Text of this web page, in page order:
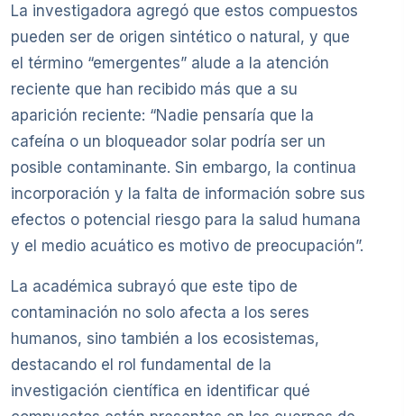
La investigadora agregó que estos compuestos
pueden ser de origen sintético o natural, y que
el término “emergentes” alude a la atención
reciente que han recibido más que a su
aparición reciente: “Nadie pensaría que la
cafeína o un bloqueador solar podría ser un
posible contaminante. Sin embargo, la continua
incorporación y la falta de información sobre sus
efectos o potencial riesgo para la salud humana
y el medio acuático es motivo de preocupación”.
La académica subrayó que este tipo de
contaminación no solo afecta a los seres
humanos, sino también a los ecosistemas,
destacando el rol fundamental de la
investigación científica en identificar qué